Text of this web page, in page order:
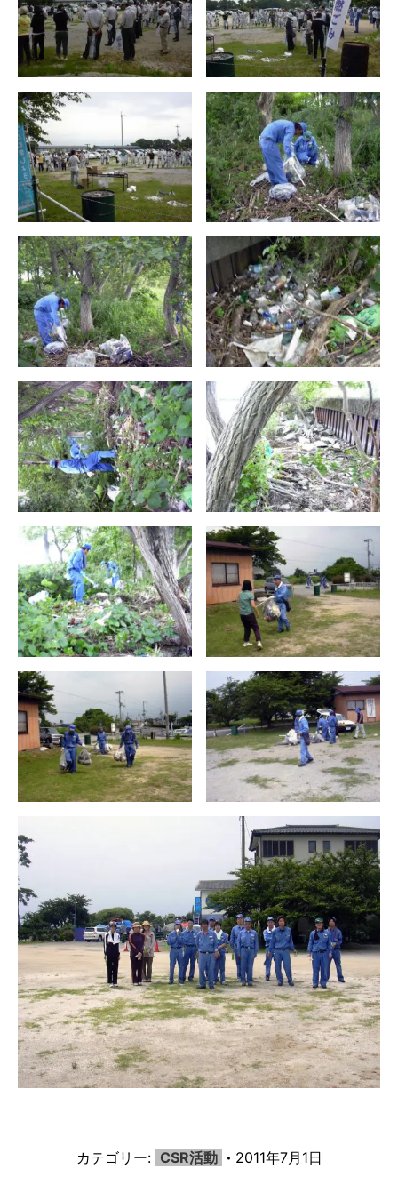
カテゴリー: CSR活動 2011年7月1日